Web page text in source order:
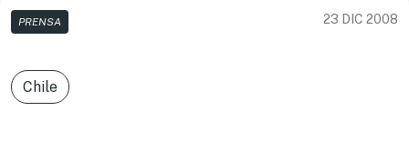
PRENSA 23 DIC 2008
Chile